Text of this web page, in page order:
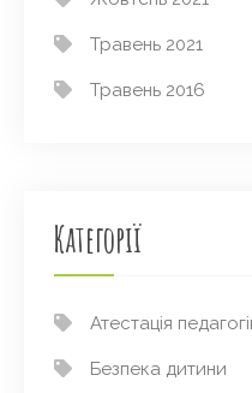
Травень 2021
Травень 2016
Категорії
Атестація
Безпека дитини